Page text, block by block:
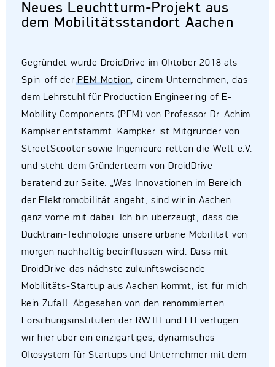
Neues Leuchtturm-Projekt aus
dem Mobilitätsstandort Aachen
Gegründet wurde DroidDrive im Oktober 2018 als
Spin-off derPEM Motion, einem Unternehmen, das
dem Lehrstuhl für Production Engineering of E-
Mobility Components (PEM) von Professor Dr. Achim
Kampker entstammt. Kampker ist Mitgründer von
StreetScooter sowie Ingenieure retten die Welt e.V.
und steht dem Gründerteam von DroidDrive
beratend zur Seite. „Was Innovationen im Bereich
der Elektromobilität angeht, sind wir in Aachen
ganz vorne mit dabei. Ich bin überzeugt, dass die
Ducktrain-Technologie unsere urbane Mobilität von
morgen nachhaltig beeinflussen wird. Dass mit
DroidDrive das nächste zukunftsweisende
Mobilitäts-Startup aus Aachen kommt, ist für mich
kein Zufall. Abgesehen von den renommierten
Forschungsinstituten der RWTH und FH verfügen
wir hier über ein einzigartiges, dynamisches
Ökosystem für Startups und Unternehmer mit dem